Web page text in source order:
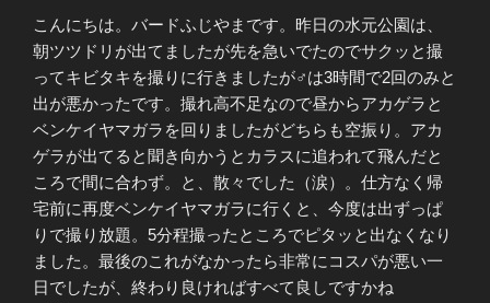
こんにちは。バードふじやまです。昨日の水元公園は、
朝ツツドリが出てましたが先を急いでたのでサクッと撮
ってキビタキを撮りに行きましたが♂は3時間で2回のみと
出が悪かったです。撮れ高不足なので昼からアカゲラと
ベンケイヤマガラを回りましたがどちらも空振り。アカ
ゲラが出てると聞き向かうとカラスに追われて飛んだと
ころで間に合わず。と、散々でした（涙）。仕方なく帰
宅前に再度ベンケイヤマガラに行くと、今度は出ずっぱ
りで撮り放題。5分程撮ったところでピタッと出なくなり
ました。最後のこれがなかったら非常にコスパが悪い一
日でしたが、終わり良ければすべて良しですかね